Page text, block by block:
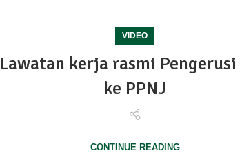
VIDEO
Lawatan kerja rasmi Pengerusi
ke PPNJ
CONTINUE READING